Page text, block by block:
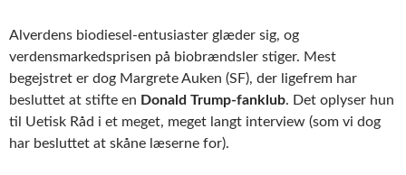
Alverdens biodiesel-entusiaster glæder sig, og
verdensmarkedsprisen på biobrændsler stiger. Mest
begejstret er dog Margrete Auken (SF), der ligefrem har
besluttet at stifte en Donald Trump-fanklub. Det oplyser hun
til Uetisk Råd i et meget, meget langt interview (som vi dog
har besluttet at skåne læserne for).